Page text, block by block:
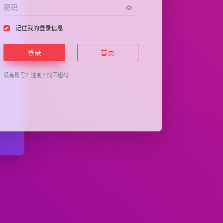
记住我的登录信息
登录 首页
没有账号？注册 /找回密码